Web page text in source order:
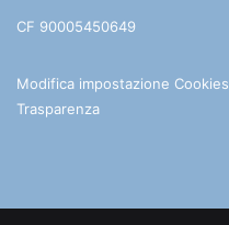
CF 90005450649
Modifica impostazione Cookies
Trasparenza